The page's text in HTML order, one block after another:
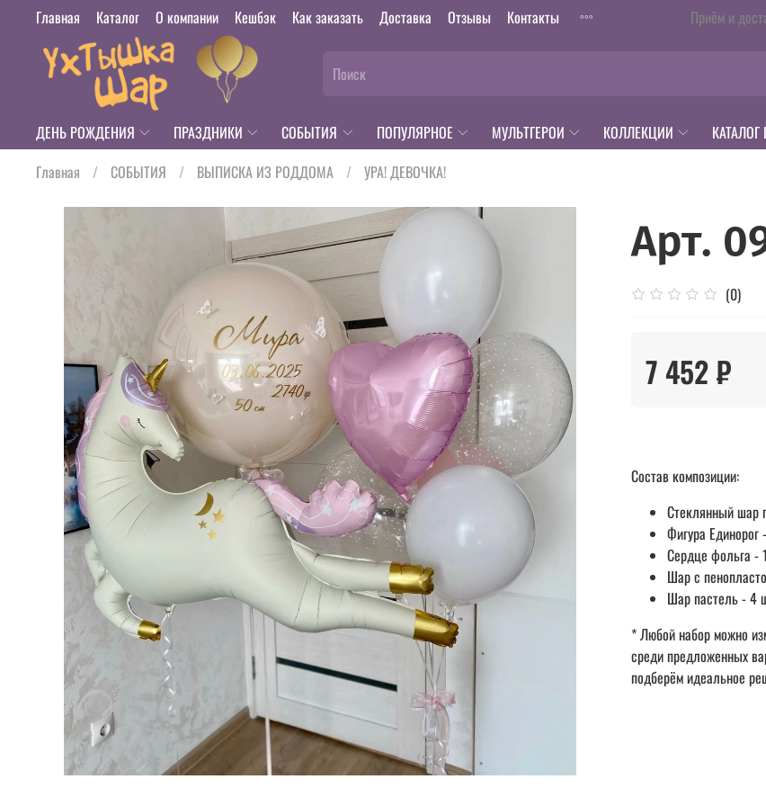
Главная Каталог О компании Кешбэк Как заказать Доставка Отзывы Контакты Приём и
ДЕНЬ РОЖДЕНИЯ ПРАЗДНИКИ СОБЫТИЯ ПОПУЛЯРНОЕ МУЛЬТГЕРОИ КОЛЛЕКЦИИ
Главная
СОБЫТИЯ ВЫПИСКА ИЗ РОДДОМА УРА! ДЕВОЧКА!
Арт.
(0)
7 452 ₽
Состав композиции:
Стеклянный шар
Фигура Единорог
Сердце фольга -
Шар с
Шар пастель - 4
* Любой набор можно
среди предложенных
подберём идеальное